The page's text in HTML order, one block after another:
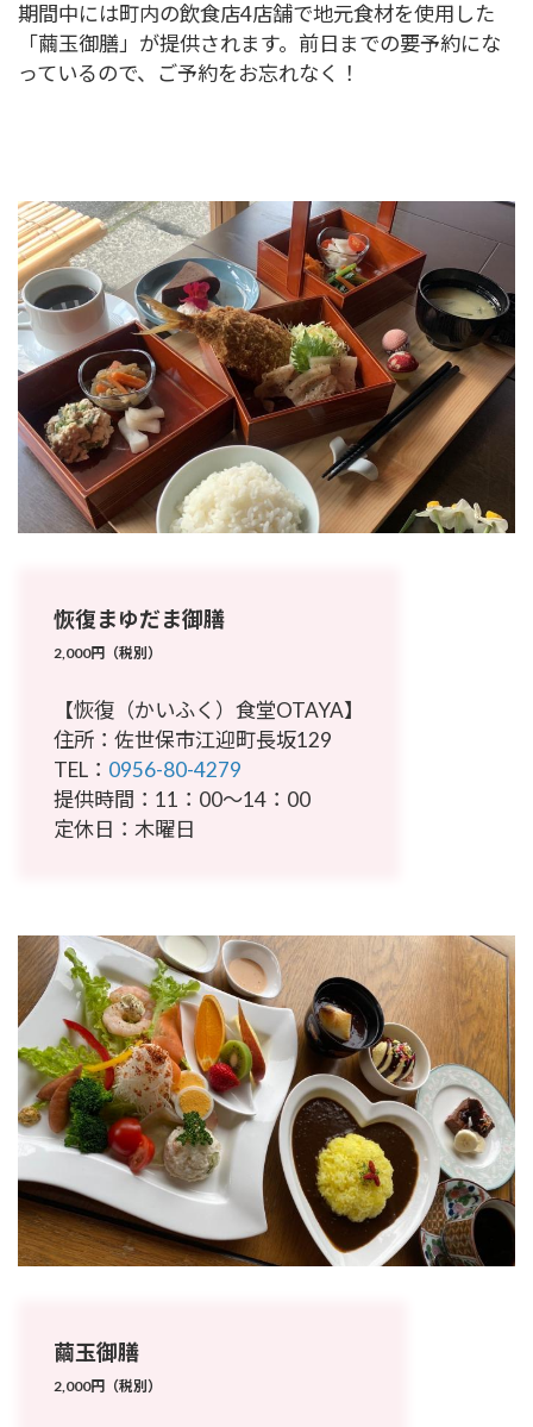
期間中には町内の飲食店4店舗で地元食材を使用した
「繭玉御膳」が提供されます。前日までの要予約にな
っているので、ご予約をお忘れなく！
恢復まゆだま御膳
2,000円（税別）
【恢復（かいふく）食堂OTAYA】
住所：佐世保市江迎町長坂129
TEL： 0956-80-4279
提供時間：11：00～14：00
定休日：木曜日
繭玉御膳
2,000円（税別）